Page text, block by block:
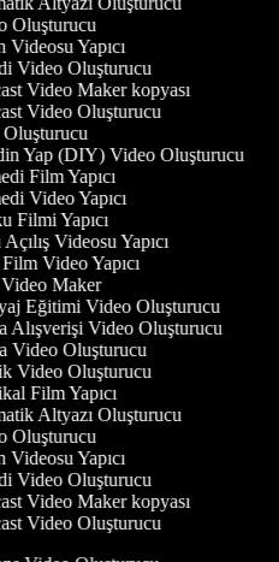
Oluşturucu
Yapıcı
Video Oluşturucu
Video Maker kopyası
Video Oluşturucu
Yap (DIY) Video Oluşturucu
Film Yapıcı
Video Yapıcı
Filmi Yapıcı
Videosu Yapıcı
Video Yapıcı
Maker
Eğitimi Video Oluşturucu
Alışverişi Video Oluşturucu
Video Oluşturucu
Video Oluşturucu
Film Yapıcı
Altyazı Oluşturucu
Oluşturucu
Yapıcı
Video Oluşturucu
Video Maker kopyası
Video Oluşturucu